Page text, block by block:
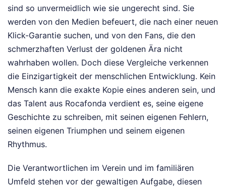
sind so unvermeidlich wie sie ungerecht sind. Sie
werden von den Medien befeuert, die nach einer neuen
Klick-Garantie suchen, und von den Fans, die den
schmerzhaften Verlust der goldenen Ära nicht
wahrhaben wollen. Doch diese Vergleiche verkennen
die Einzigartigkeit der menschlichen Entwicklung. Kein
Mensch kann die exakte Kopie eines anderen sein, und
das Talent aus Rocafonda verdient es, seine eigene
Geschichte zu schreiben, mit seinen eigenen Fehlern,
seinen eigenen Triumphen und seinem eigenen
Rhythmus.
Die Verantwortlichen im Verein und im familiären
Umfeld stehen vor der gewaltigen Aufgabe, diesen